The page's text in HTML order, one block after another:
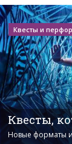
Квесты и
Квесты,
Новые форматы